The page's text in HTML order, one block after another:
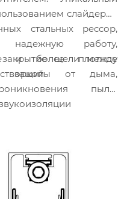
слайдеров
стальных рессор,
надежную работу,
и более плотное
закрытие щели между
защиты от дыма,
пыли,